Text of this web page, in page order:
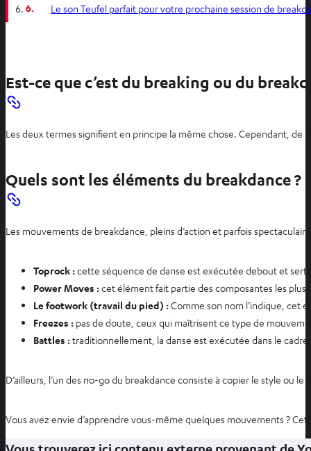
6. Le son Teufel parfait pour votre prochaine session de
Est-ce que c’est du breaking ou du
Les deux termes signifient en principe la même chose. Cependant, de
Quels sont les éléments du breakdance ?
Les mouvements de breakdance, pleins d’action et parfois
Toprock :cette séquence de danse est exécutée debout et
Power Moves :cet élément fait partie des composantes les
Le footwork (travail du pied) :Comme son nom l’indique, cet
Freezes : pas de doute, ceux qui maîtrisent ce type de
Battles :traditionnellement, la danse est exécutée dans le
D’ailleurs, l’un des no-go du breakdance consiste à copier le style ou
Vous avez envie d’apprendre vous-même quelques mouvements ?